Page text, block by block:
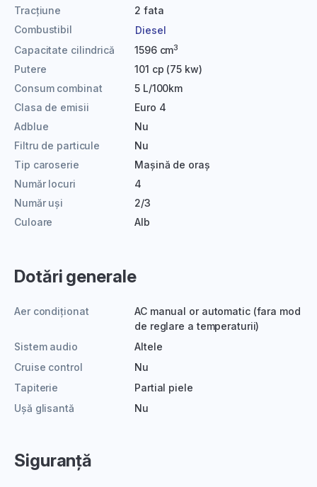
Tracțiune
2 fata
Combustibil
Diesel
Capacitate cilindrică
1596 cm3
Putere
101 cp (75 kw)
Consum combinat
5 L/100km
Clasa de emisii
Euro 4
Adblue
Nu
Filtru de particule
Nu
Tip caroserie
Mașină de oraș
Număr locuri
4
Număr uși
2/3
Culoare
Alb
Dotări generale
Aer condiționat
AC manual or automatic (fara mod
de reglare a temperaturii)
Sistem audio
Altele
Cruise control
Nu
Tapiterie
Partial piele
Ușă glisantă
Nu
Siguranță